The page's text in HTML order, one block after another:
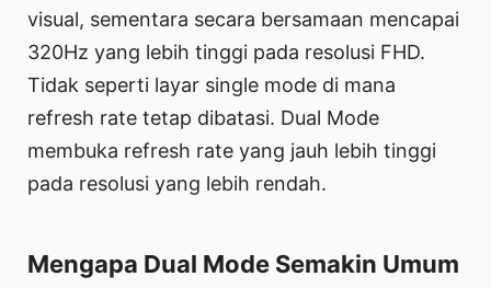
visual, sementara secara bersamaan mencapai
320Hz yang lebih tinggi pada resolusi FHD.
Tidak seperti layar single mode di mana
refresh rate tetap dibatasi. Dual Mode
membuka refresh rate yang jauh lebih tinggi
pada resolusi yang lebih rendah.
Mengapa Dual Mode Semakin Umum